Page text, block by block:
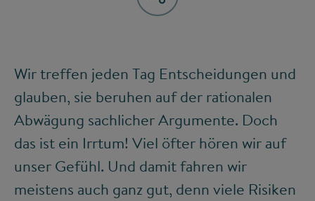
Wir treffen jeden Tag Entscheidungen und
glauben, sie beruhen auf der rationalen
Abwägung sachlicher Argumente. Doch
das ist ein Irrtum! Viel öfter hören wir auf
unser Gefühl. Und damit fahren wir
meistens auch ganz gut, denn viele Risiken